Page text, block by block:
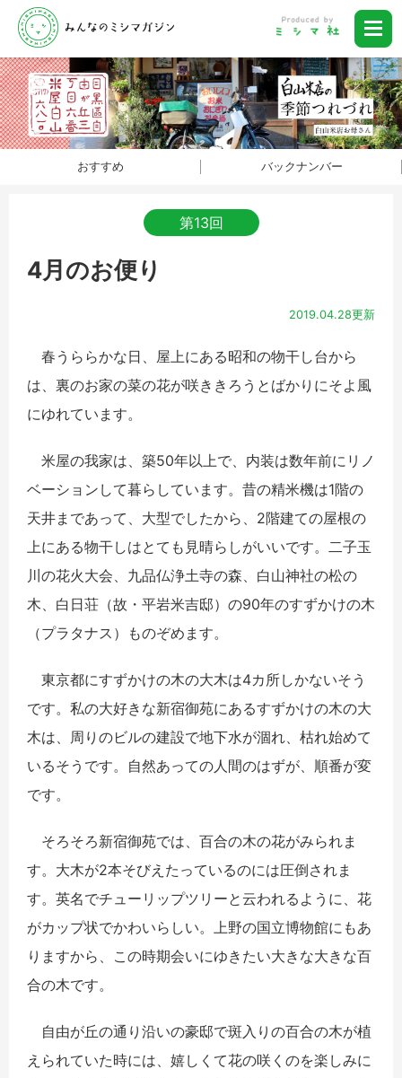
おすすめ バックナンバー
第13回
4月のお便り
2019.04.28更新
春うららかな日、屋上にある昭和の物干し台から
は、裏のお家の菜の花が咲ききろうとばかりにそよ風
にゆれています。
米屋の我家は、築50年以上で、内装は数年前にリノ
ベーションして暮らしています。昔の精米機は1階の
天井まであって、大型でしたから、2階建ての屋根の
上にある物干しはとても見晴らしがいいです。二子玉
川の花火大会、九品仏浄土寺の森、白山神社の松の
木、白日荘（故・平岩米吉邸）の90年のすずかけの木
（プラタナス）ものぞめます。
東京都にすずかけの木の大木は4カ所しかないそう
です。私の大好きな新宿御苑にあるすずかけの木の大
木は、周りのビルの建設で地下水が涸れ、枯れ始めて
いるそうです。自然あっての人間のはずが、順番が変
です。
そろそろ新宿御苑では、百合の木の花がみられま
す。大木が2本そびえたっているのには圧倒されま
す。英名でチューリップツリーと云われるように、花
がカップ状でかわいらしい。上野の国立博物館にもあ
りますから、この時期会いにゆきたい大きな大きな百
合の木です。
自由が丘の通り沿いの豪邸で斑入りの百合の木が植
えられていた時には、嬉しくて花の咲くのを楽しみに